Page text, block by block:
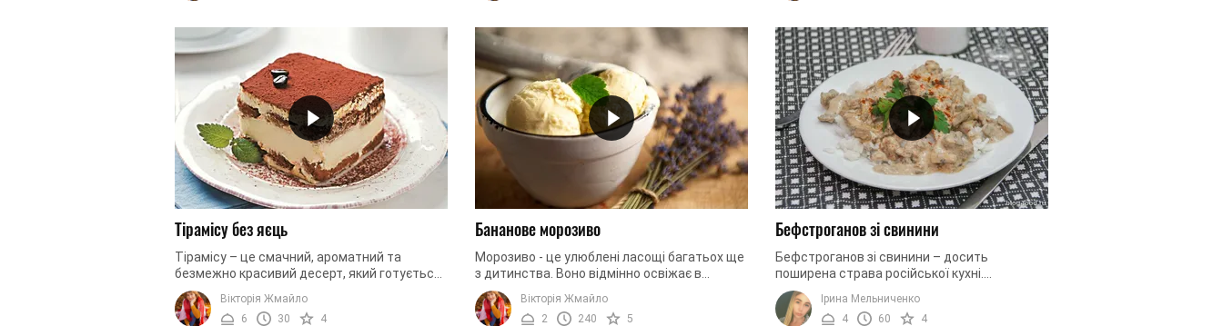
Тірамісу без яєць
Тірамісу – це смачний, ароматний та
безмежно красивий десерт, який готується
надзвичайно швидко. На його створення ви
витратите буквально 20 хвилин, ...
Вікторія Жмайло
6
30 4
Бананове морозиво
Морозиво - це улюблені ласощі багатьох ще
з дитинства. Воно відмінно освіжає в
спекотну погоду, а також прекрасно
підходить в якості смачного ...
Вікторія Жмайло
2
240 5
Бефстроганов зі свинини
Бефстроганов зі свинини – досить
поширена страва російської кухні.
Основними інгредієнтами є м'ясо, нарізане
шматочками, та сметанний соус. Вперше її ...
Ірина Мельниченко
4
60 4